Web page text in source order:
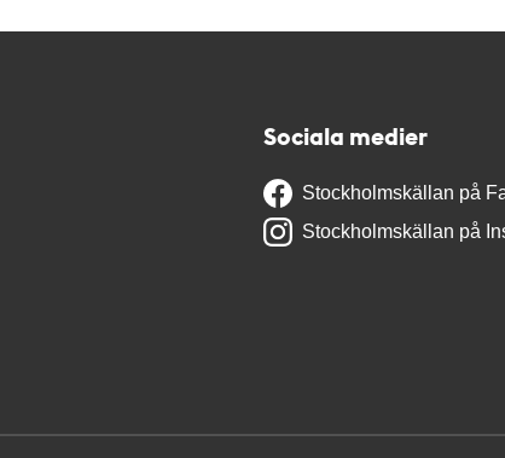
Sociala medier
Stockholmskällan på
Stockholmskällan på